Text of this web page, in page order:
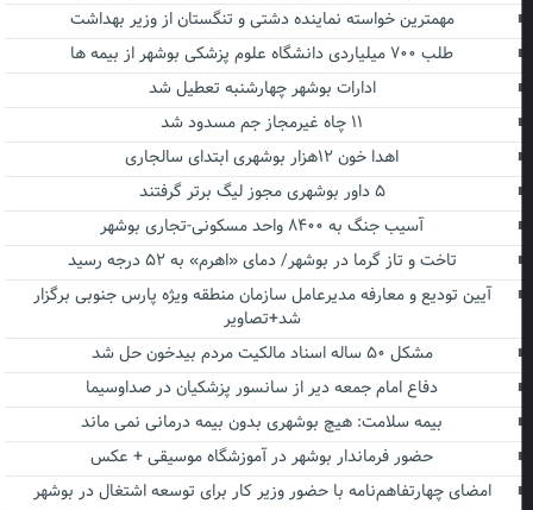
مهمترین خواسته نماینده دشتی و تنگستان از وزیر بهداشت
طلب ۷۰۰ میلیاردی دانشگاه علوم پزشکی بوشهر از بیمه ها
ادارات بوشهر چهارشنبه تعطیل شد
اهدا خون ۱۲هزار بوشهری ابتدای سالجاری
آسیب جنگ به ۸۴۰۰ واحد مسکونی-تجاری بوشهر
تاخت و تاز گرما در بوشهر/ دمای «اهرم» به ۵۲ درجه رسید
آیین تودیع و معارفه مدیرعامل سازمان منطقه ویژه پارس جنوبی برگزار
شد+تصاویر
مشکل ۵۰ ساله اسناد مالکیت مردم بیدخون حل شد
دفاع امام جمعه دیر از سانسور پزشکیان در صداوسیما
بیمه سلامت: هیچ بوشهری بدون بیمه درمانی نمی ماند
حضور فرماندار بوشهر در آموزشگاه موسیقی + عکس
امضای چهارتفاهم‌نامه با حضور وزیر کار برای توسعه اشتغال در بوشهر